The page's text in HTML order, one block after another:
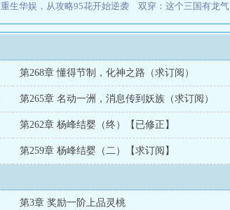
重生华娱，从攻略95花开始逆袭 双穿：这个三国有龙气
第268章 懂得节制，化神之路（求订阅）
第265章 名动一洲，消息传到妖族（求订阅）
第262章 杨峰结婴（终）【已修正】
第259章 杨峰结婴（二）【求订阅】
第3章 奖励一阶上品灵桃